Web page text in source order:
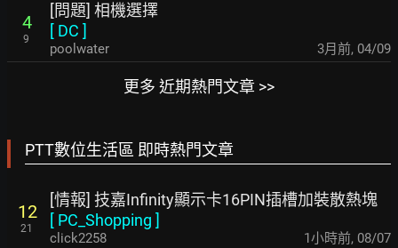
4
9
[問題] 相機選擇
[ DC ]
poolwater 3月前, 04/09
更多 近期熱門文章 >>
PTT數位生活區 即時熱門文章
12
21
[情報] 技嘉Infinity顯示卡16PIN插槽加裝散熱塊
[ PC_Shopping ]
click2258 1小時前, 08/07